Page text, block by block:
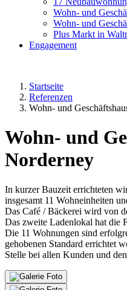
Wohn- und
Wohn- und
Plus Markt in
Engagement
Startseite
Referenzen
Wohn- und
Wohn- und
Norderney
In kurzer Bauzeit errichteten
insgesamt 11 Wohneinheiten
Das Café / Bäckerei wird von
Das zweite Ladenlokal hat die
Die 11 Wohnungen sind
gehobenen Standard errichtet
Stelle bei allen Kunden und